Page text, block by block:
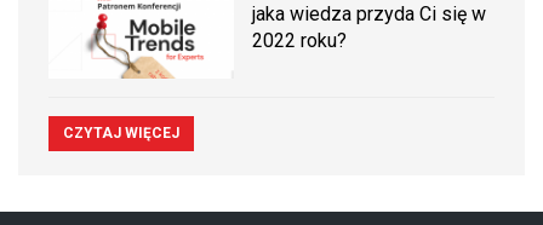
jaka wiedza przyda Ci się w
2022 roku?
CZYTAJ WIĘCEJ